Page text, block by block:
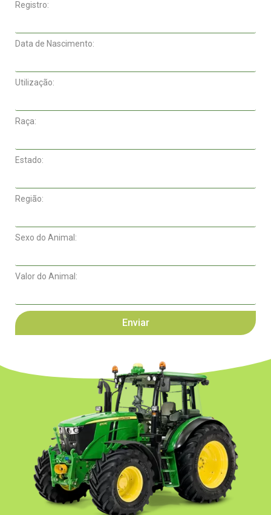
Registro: ​
Data de Nascimento:
Utilização:
Raça:
Estado:
Região:
Sexo do Animal:
Valor do Animal:
Enviar